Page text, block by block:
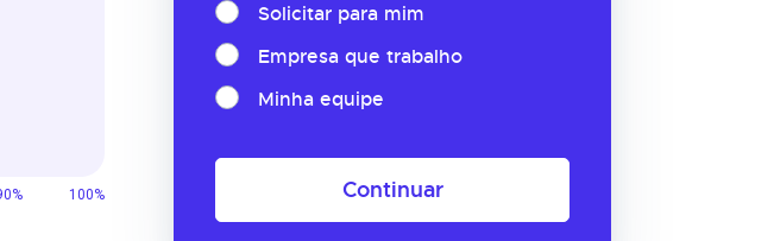
Solicitar para mim
Empresa que trabalho
Minha equipe
Continuar